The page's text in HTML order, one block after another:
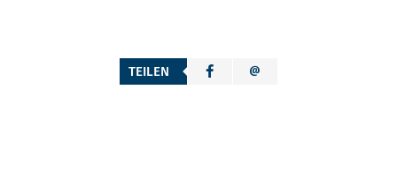
TEILEN